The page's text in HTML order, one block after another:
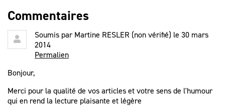
Commentaires
Soumis parMartine RESLER (non vérifié) le 30 mars
2014
Permalien
Bonjour,
Merci pour la qualité de vos articles et votre sens de l'humour
qui en rend la lecture plaisante et légère